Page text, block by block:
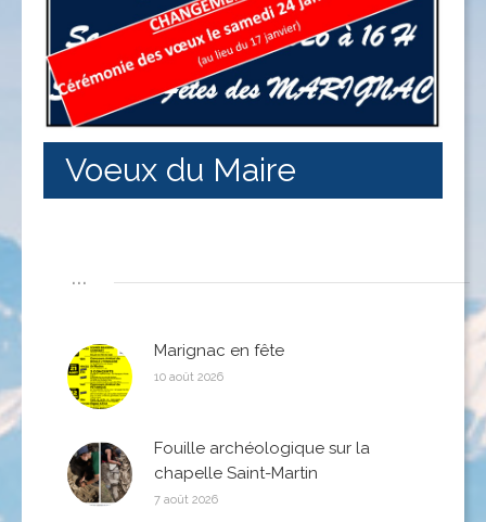
Voeux du Maire
...
Marignac en fête
10 août 2026
Fouille archéologique sur la
chapelle Saint-Martin
7 août 2026